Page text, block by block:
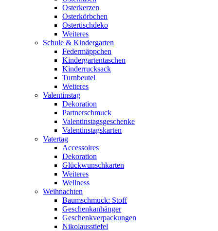
Osterkerzen
Osterkörbchen
Ostertischdeko
Weiteres
Schule & Kindergarten
Federmäppchen
Kindergartentaschen
Kinderrucksack
Turnbeutel
Weiteres
Valentinstag
Dekoration
Partnerschmuck
Valentinstagsgeschenke
Valentinstagskarten
Vatertag
Accessoires
Dekoration
Glückwunschkarten
Weiteres
Wellness
Weihnachten
Baumschmuck: Stoff
Geschenkanhänger
Geschenkverpackungen
Nikolausstiefel